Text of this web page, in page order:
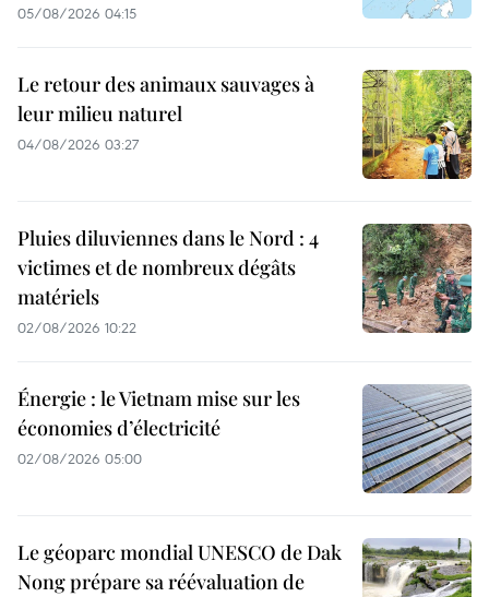
05/08/2026 04:15
Le retour des animaux sauvages à
leur milieu naturel
04/08/2026 03:27
Pluies diluviennes dans le Nord : 4
victimes et de nombreux dégâts
matériels
02/08/2026 10:22
Énergie : le Vietnam mise sur les
économies d’électricité
02/08/2026 05:00
Le géoparc mondial UNESCO de Dak
Nong prépare sa réévaluation de